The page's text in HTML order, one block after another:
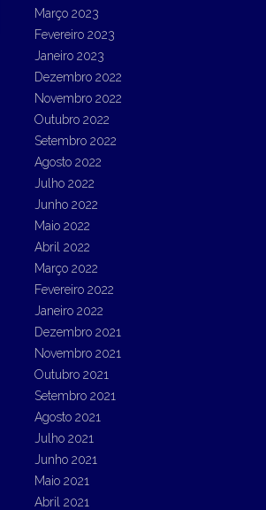
Março 2023
Fevereiro 2023
Janeiro 2023
Dezembro 2022
Novembro 2022
Outubro 2022
Setembro 2022
Agosto 2022
Julho 2022
Junho 2022
Maio 2022
Abril 2022
Março 2022
Fevereiro 2022
Janeiro 2022
Dezembro 2021
Novembro 2021
Outubro 2021
Setembro 2021
Agosto 2021
Julho 2021
Junho 2021
Maio 2021
Abril 2021